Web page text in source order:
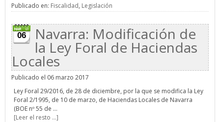
Publicado en: Fiscalidad, Legislación
06 Navarra: Modificación de
la Ley Foral de Haciendas
Locales
Publicado el 06 marzo 2017
Ley Foral 29/2016, de 28 de diciembre, por la que se modifica la Ley
Foral 2/1995, de 10 de marzo, de Haciendas Locales de Navarra
(BOE nº 55 de ...
[Leer el resto ...]